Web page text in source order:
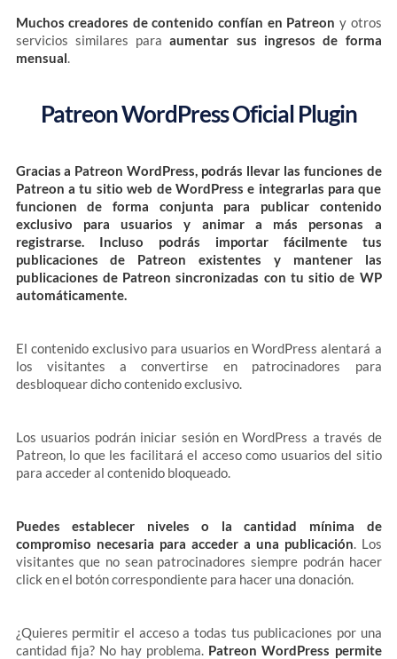
Muchos creadores de contenido confían en Patreon y otros
servicios similares paraaumentar sus ingresos de forma
mensual.
Patreon WordPress Oficial Plugin
Gracias a Patreon WordPress, podrás llevar las funciones de
Patreon a tu sitio web de WordPress e integrarlas para que
funcionen de forma conjunta para publicar contenido
exclusivo para usuarios y animar a más personas a
registrarse. Incluso podrás importar fácilmente tus
publicaciones de Patreon existentes y mantener las
publicaciones de Patreon sincronizadas con tu sitio de WP
automáticamente.
El contenido exclusivo para usuarios en WordPress alentará a
los visitantes a convertirse en patrocinadores para
desbloquear dicho contenido exclusivo.
Los usuarios podrán iniciar sesión en WordPress a través de
Patreon, lo que les facilitará el acceso como usuarios del sitio
para acceder al contenido bloqueado.
Puedes establecer niveles o la cantidad mínima de
compromiso necesaria para acceder a una publicación. Los
visitantes que no sean patrocinadores siempre podrán hacer
click en el botón correspondiente para hacer una donación.
¿Quieres permitir el acceso a todas tus publicaciones por una
cantidad fija? No hay problema. Patreon WordPress permite